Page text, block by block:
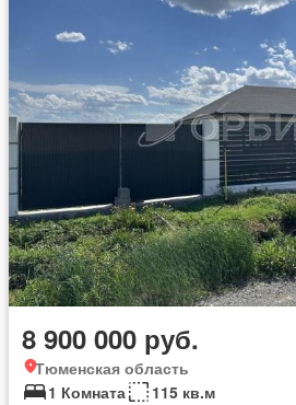
8 900 000 руб.
Тюменская область
1 Комната
115 кв.м